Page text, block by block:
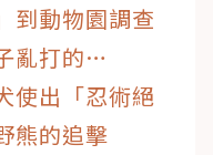
到動物園調查
亂打的…
使出「忍術絕
熊的追擊